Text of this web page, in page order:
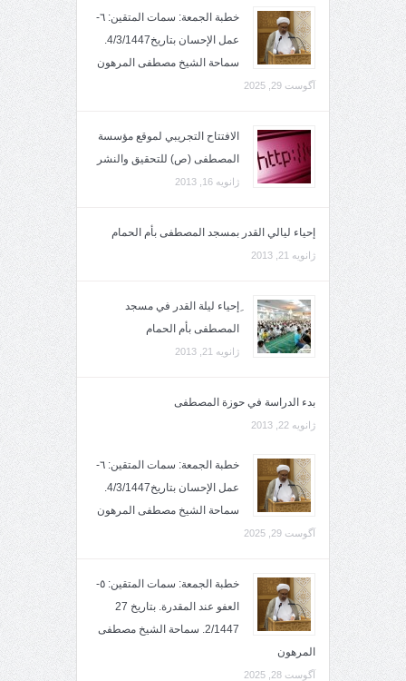
خطبة الجمعة: سمات المتقين: ٦-
عمل الإحسان بتاريخ4/3/1447.
سماحة الشيخ مصطفى المرهون
آگوست 29, 2025
الافتتاح التجريبي لموقع مؤسسة
المصطفى (ص) للتحقيق والنشر
ژانویه 16, 2013
إحياء ليالي القدر بمسجد المصطفى بأم الحمام
ژانویه 21, 2013
ِإحياء ليلة القدر في مسجد
المصطفى بأم الحمام
ژانویه 21, 2013
بدء الدراسة في حوزة المصطفى
ژانویه 22, 2013
خطبة الجمعة: سمات المتقين: ٦-
عمل الإحسان بتاريخ4/3/1447.
سماحة الشيخ مصطفى المرهون
آگوست 29, 2025
خطبة الجمعة: سمات المتقين: ٥-
العفو عند المقدرة. بتاريخ 27
2/1447. سماحة الشيخ مصطفى
المرهون
آگوست 28, 2025